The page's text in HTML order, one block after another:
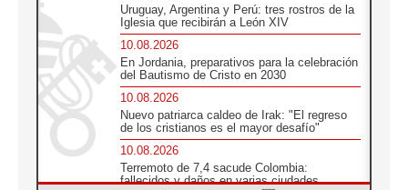
Uruguay, Argentina y Perú: tres rostros de la
Iglesia que recibirán a León XIV
10.08.2026
En Jordania, preparativos para la celebración
del Bautismo de Cristo en 2030
10.08.2026
Nuevo patriarca caldeo de Irak: "El regreso
de los cristianos es el mayor desafío"
10.08.2026
Terremoto de 7,4 sacude Colombia:
fallecidos y daños en varias ciudades